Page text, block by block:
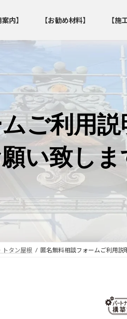
内】 【お勧め材料】 【施
ご利用
い致しま
トタン屋根 匿名無料相談フォームご利用